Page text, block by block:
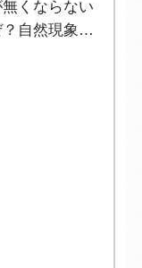
くならない
自然現象解